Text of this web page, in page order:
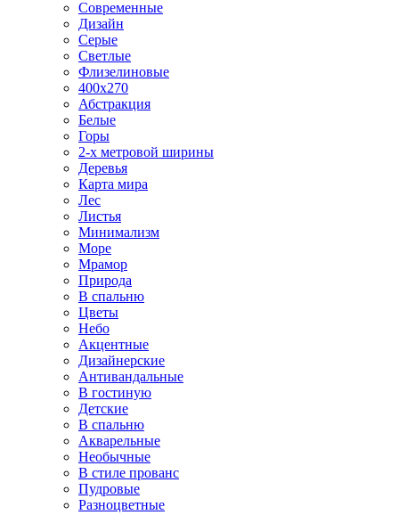
Современные
Дизайн
Серые
Светлые
Флизелиновые
400х270
Абстракция
Белые
Горы
2-х метровой ширины
Деревья
Карта мира
Лес
Листья
Минимализм
Море
Мрамор
Природа
В спальню
Цветы
Небо
Акцентные
Дизайнерские
Антивандальные
В гостиную
Детские
В спальню
Акварельные
Необычные
В стиле прованс
Пудровые
Разноцветные